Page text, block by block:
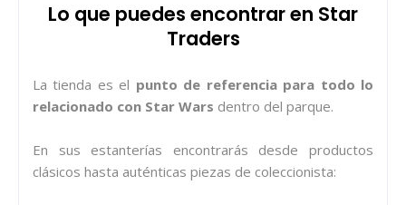
Lo que puedes encontrar en Star
Traders
La tienda es el punto de referencia para todo lo
relacionado con Star Wars dentro del parque.
En sus estanterías encontrarás desde productos
clásicos hasta auténticas piezas de coleccionista: